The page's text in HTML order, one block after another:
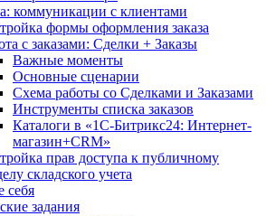
коммуникации с клиентами
формы оформления заказа
с заказами: Сделки + Заказы
Важные моменты
Основные сценарии
Схема работы со Сделками и Заказами
Инструменты списка заказов
Каталоги в «1С-Битрикс24: Интернет-
магазин+CRM»
прав доступа к публичному
складского учета
себя
задания